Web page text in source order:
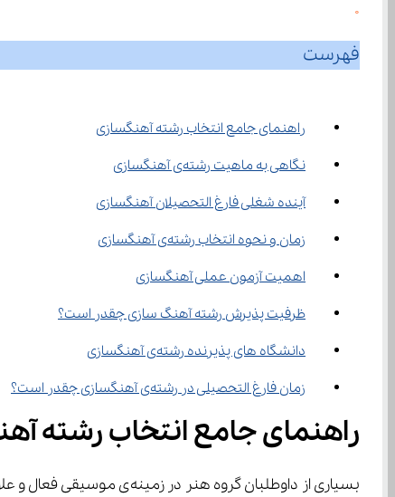
0
فهرست
راهنمای جامع انتخاب رشته آهنگسازی
نگاهی به ماهیت رشته‌ی آهنگسازی
آینده شغلی فارغ التحصیلان آهنگسازی
زمان و نحوه انتخاب رشته‌ی آهنگسازی
اهمیت آزمون عملی آهنگسازی
ظرفیت پذیرش رشته آهنگ سازی چقدر است؟
دانشگاه های پذیرنده رشته‌ی آهنگسازی
زمان فارغ التحصیلی در رشته‌ی آهنگسازی چقدر است؟
راهنمای جامع انتخاب رشته
بسیاری از داوطلبان گروه هنر در زمینه‌ی موسیقی فعال و علاقه‌مند به آهنگسازی هستند. از این رو، یکی از رشته های محبوب و پرطرفدار گروه هنر نیز